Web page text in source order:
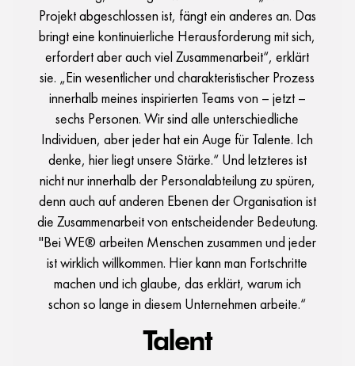
Projekt abgeschlossen ist, fängt ein anderes an. Das
bringt eine kontinuierliche Herausforderung mit sich,
erfordert aber auch viel Zusammenarbeit“, erklärt
sie. „Ein wesentlicher und charakteristischer Prozess
innerhalb meines inspirierten Teams von – jetzt –
sechs Personen. Wir sind alle unterschiedliche
Individuen, aber jeder hat ein Auge für Talente. Ich
denke, hier liegt unsere Stärke.“ Und letzteres ist
nicht nur innerhalb der Personalabteilung zu spüren,
denn auch auf anderen Ebenen der Organisation ist
die Zusammenarbeit von entscheidender Bedeutung.
"Bei WE® arbeiten Menschen zusammen und jeder
ist wirklich willkommen. Hier kann man Fortschritte
machen und ich glaube, das erklärt, warum ich
schon so lange in diesem Unternehmen arbeite.“
Talent